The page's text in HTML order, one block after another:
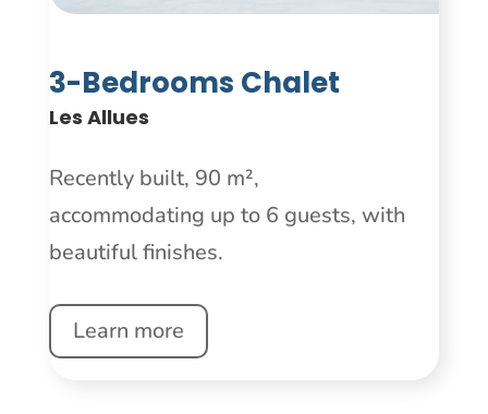
3-Bedrooms Chalet
Les Allues
Recently built, 90 m²,
accommodating up to 6 guests, with
beautiful finishes.
Learn more